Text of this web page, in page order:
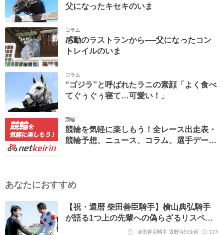
父になったキセキのいま
コラム
感動のラストランから──父になったコン
トレイルのいま
コラム
“ゴジラ”と呼ばれたラニの素顔「よく食べ
てぐぅぐぅ寝て…可愛い！」
競輪
競輪を気軽に楽しもう！全レース出走表・
競輪予想、ニュース、コラム、選手データ
あなたにおすすめ
【祝・還暦 柴田善臣騎手】横山典弘騎手
が語る1つ上の先輩への偽らざるリスペク
ト「数少ない、自分と“馬の話ができる相
柴田善臣騎手 還暦特別企画 123